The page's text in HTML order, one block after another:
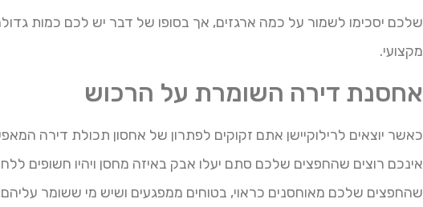
שלכם יסכימו לשמור על כמה ארגזים, אך בסופו של דבר יש לכם כמות
מקצועי.
אחסנת דירה השומרת על הרכוש
כאשר יוצאים לרילוקיישן אתם זקוקים לפתרון של אחסון תכולת דירה
אינכם רוצים שהחפצים שלכם סתם יעלו אבק באיזה מחסן ויהיו חשופים
שהחפצים שלכם מאוחסנים כראוי, בטוחים ממפגעים ושיש מי ששומר